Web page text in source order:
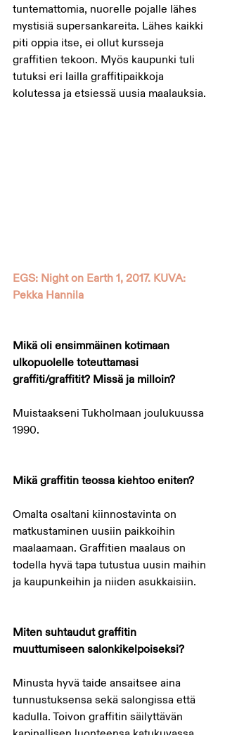
tuntemattomia, nuorelle pojalle lähes
mystisiä supersankareita. Lähes kaikki
piti oppia itse, ei ollut kursseja
graffitien tekoon. Myös kaupunki tuli
tutuksi eri lailla graffitipaikkoja
kolutessa ja etsiessä uusia maalauksia.
EGS: Night on Earth 1, 2017. KUVA:
Pekka Hannila
Mikä oli ensimmäinen kotimaan
ulkopuolelle toteuttamasi
graffiti/graffitit? Missä ja milloin?
Muistaakseni Tukholmaan joulukuussa
1990.
Mikä graffitin teossa kiehtoo eniten?
Omalta osaltani kiinnostavinta on
matkustaminen uusiin paikkoihin
maalaamaan. Graffitien maalaus on
todella hyvä tapa tutustua uusin maihin
ja kaupunkeihin ja niiden asukkaisiin.
Miten suhtaudut graffitin
muuttumiseen salonkikelpoiseksi?
Minusta hyvä taide ansaitsee aina
tunnustuksensa sekä salongissa että
kadulla. Toivon graffitin säilyttävän